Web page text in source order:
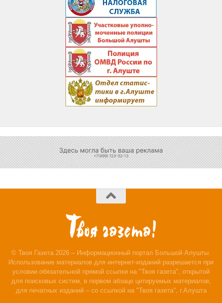
© Твоя Газета 2026 – Информационный портал Большой Алушты.
Использование материалов для интернет-изданий разрешается при
условии обязательной прямой ссылки на "Твоя газета", открытой
для поисковых систем, в первом абзаце цитируемых материалов;
для печатных изданий – со ссылкой на "Твоя газета", г.Алушта